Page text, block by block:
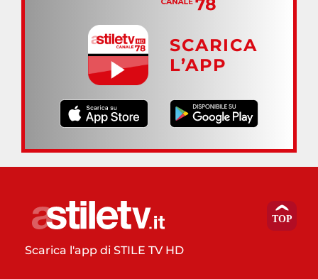
SCARICA
L’APP
Scarica l'app di STILE TV HD